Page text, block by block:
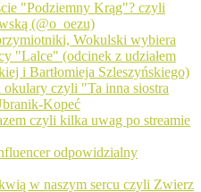
"Podziemny Krąg"? czyli
(@o_oezu)
Wokulski wybiera
"Lalce" (odcinek z udziałem
i Bartłomieja Szleszyńskiego)
okulary czyli "Ta inna siostra
Kopeć
czyli kilka uwag po streamie
odpowidzialny
w naszym sercu czyli Zwierz